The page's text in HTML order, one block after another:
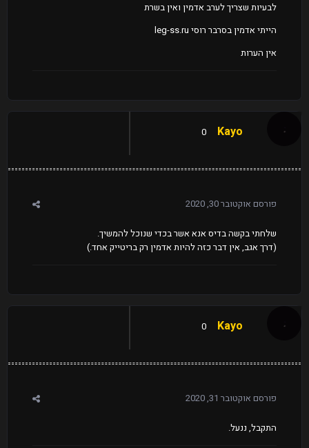
לבעיות שצריך לערב אדמין ואין בשרת
הייתי אדמין בסרבר רוסי leg-ss.ru
אין הערות
Kayo
0
פורסם אוקטובר 30, 2020
שלחתי בקשה בדיס אנא אשר בכדי שנוכל להמשיך.
(דרך אגב, אין דבר כזה להיות אדמין רק בריטייק אחד.)
Kayo
0
פורסם אוקטובר 31, 2020
התקבל, ננעל.